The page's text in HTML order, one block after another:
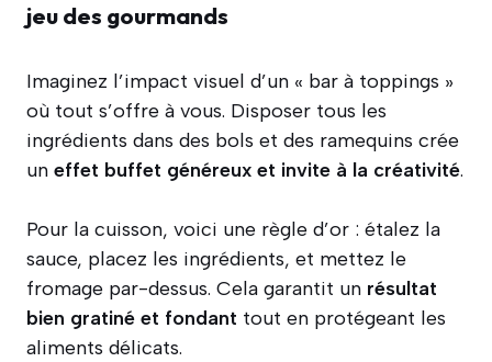
jeu des gourmands
Imaginez l’impact visuel d’un « bar à toppings »
où tout s’offre à vous. Disposer tous les
ingrédients dans des bols et des ramequins crée
un effet buffet généreux et invite à la créativité.
Pour la cuisson, voici une règle d’or : étalez la
sauce, placez les ingrédients, et mettez le
fromage par-dessus. Cela garantit un résultat
bien gratiné et fondant tout en protégeant les
aliments délicats.